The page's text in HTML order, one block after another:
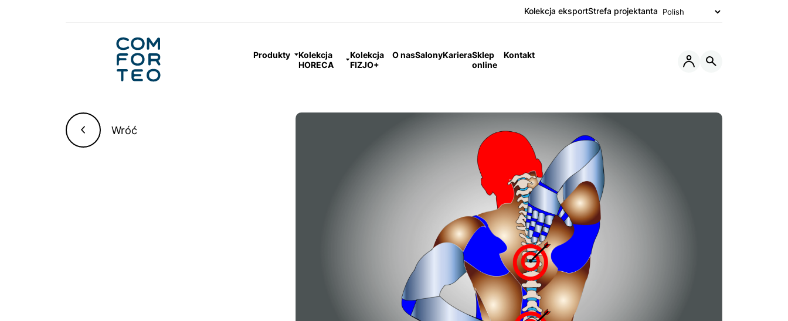
Kolekcja eksportStrefa projektanta
Produkty
Kolekcja
HORECA
Kolekcja
FIZJO+
O nasSalonyKarieraSklep
online
Kontakt
OtwórzOtwórz
Strona główna Aktualności
Wróć